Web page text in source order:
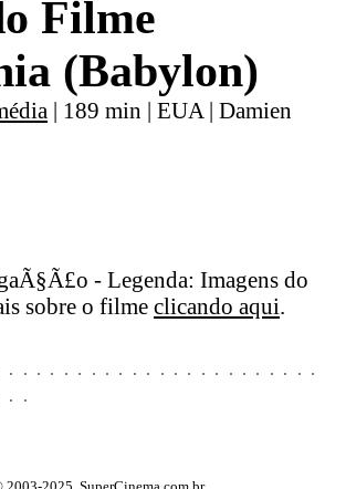
Filme
(Babylon)
| 189 min | EUA | Damien
- Legenda: Imagens do
sobre o filme clicando aqui.